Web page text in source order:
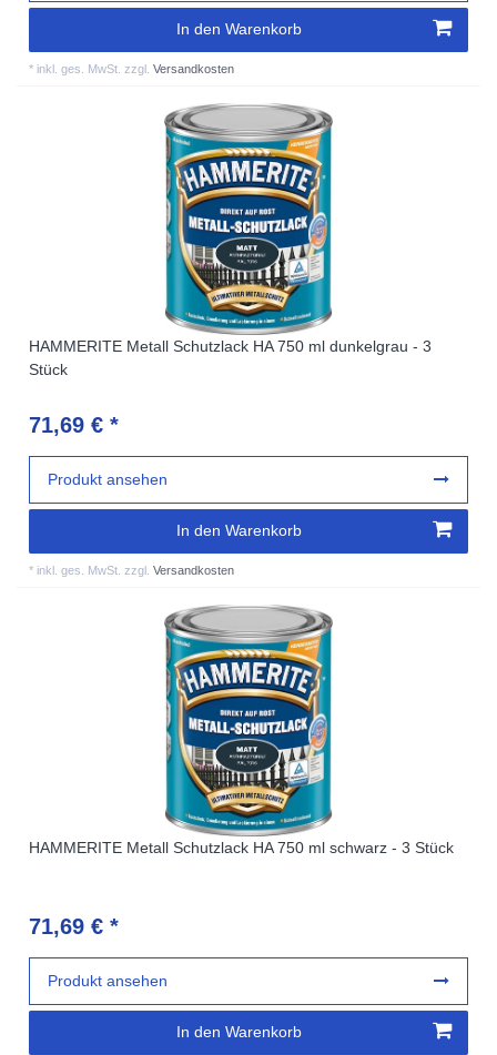
In den Warenkorb
* inkl. ges. MwSt. zzgl.Versandkosten
HAMMERITE Metall Schutzlack HA 750 ml dunkelgrau - 3
Stück
71,69 € *
In den Warenkorb
* inkl. ges. MwSt. zzgl.Versandkosten
Produkt ansehen
HAMMERITE Metall Schutzlack HA 750 ml schwarz - 3 Stück
71,69 € *
In den Warenkorb
Produkt ansehen